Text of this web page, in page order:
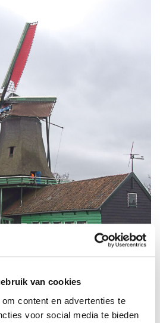
van cookies
content en advertenties te
voor social media te bieden